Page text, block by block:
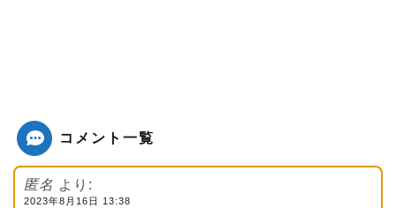
コメント一覧
匿名 より:
2023年8月16日 13:38